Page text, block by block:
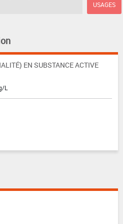
USAGES
EN SUBSTANCE ACTIVE
L